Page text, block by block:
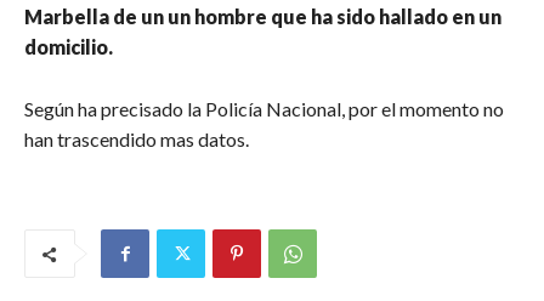
Marbella de un un hombre que ha sido hallado en un
domicilio.
Según ha precisado la Policía Nacional, por el momento no
han trascendido mas datos.